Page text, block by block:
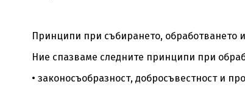
Принципи при събирането, обработването
Ние спазваме следните принципи при
• законосъобразност, добросъвестност и